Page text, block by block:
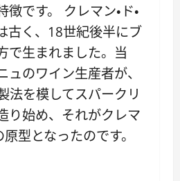
です。 クレマン・ド・
古く、18世紀後半にブ
で生まれました。当
ュのワイン生産者が、
法を模してスパークリ
り始め、それがクレマ
原型となったのです。